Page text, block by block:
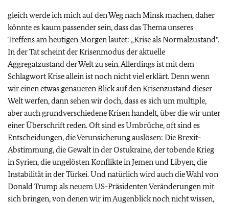
gleich werde ich mich auf den Weg nach Minsk machen, daher
könnte es kaum passender sein, dass das Thema unseres
Treffens am heutigen Morgen lautet: „Krise als Normalzustand“.
In der Tat scheint der Krisenmodus der aktuelle
Aggregatzustand der Welt zu sein. Allerdings ist mit dem
Schlagwort Krise allein ist noch nicht viel erklärt. Denn wenn
wir einen etwas genaueren Blick auf den Krisenzustand dieser
Welt werfen, dann sehen wir doch, dass es sich um multiple,
aber auch grundverschiedene Krisen handelt, über die wir unter
einer Überschrift reden. Oft sind es Umbrüche, oft sind es
Entscheidungen, die Verunsicherung auslösen: Die Brexit-
Abstimmung, die Gewalt in der Ostukraine, der tobende Krieg
in Syrien, die ungelösten Konflikte in Jemen und Libyen, die
Instabilität in der Türkei. Und natürlich wird auch die Wahl von
Donald Trump als neuem US-Präsidenten Veränderungen mit
sich bringen, von denen wir im Augenblick noch nicht wissen,